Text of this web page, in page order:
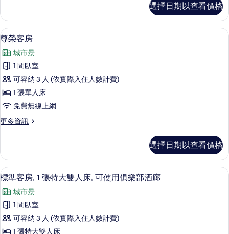
人
床,
可
使
用
俱
樂
部
酒
所
有
相
片
客
房,
2
張
單
人
可
使
用
俱
樂
的
詳
情
選擇日期以查看價格
顯
示
尊
榮
客
房
的
所
相
片
羽絨被、迷你吧、客房內保險箱、書桌
4
尊榮客房
城市景
1 間臥室
可容納 3 人 (依實際入住人數計費)
1 張單人床
免費無線上網
更多資訊
更
客
房
的
情
選擇日期以查看價格
顯
示
標
準
客
標準客房, 1 張特大雙人床, 可使用俱
6
標準客房, 1 張特大雙人床, 可使用俱樂部酒廊
城市景
1 間臥室
可容納 3 人 (依實際入住人數計費)
1 張特大雙人床